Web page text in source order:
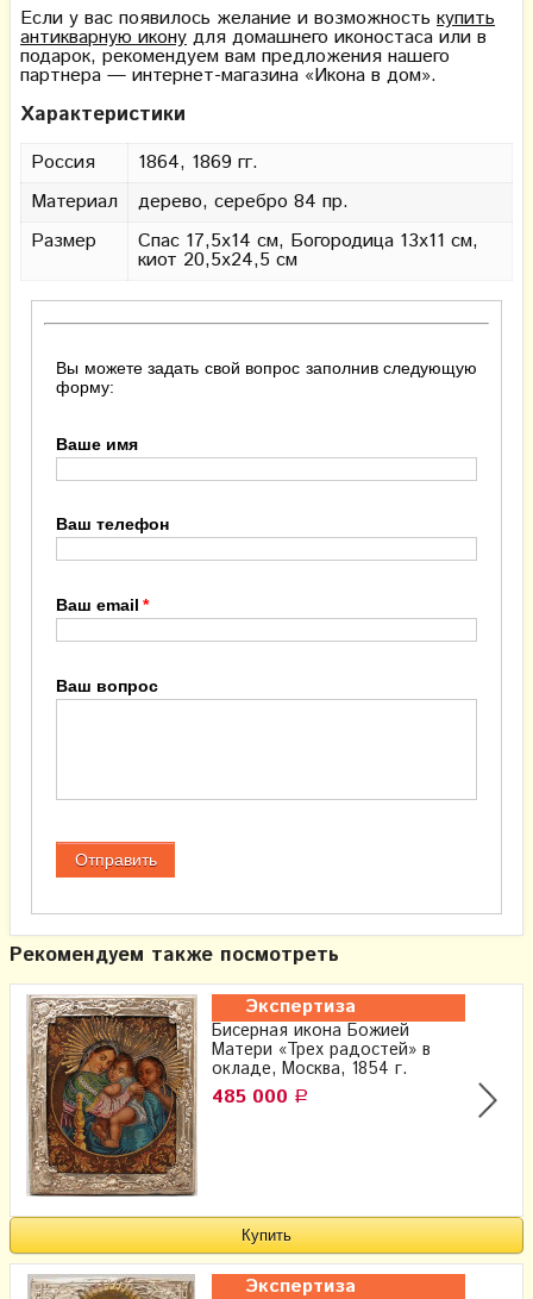
Если у вас появилось желание и возможность купить
антикварную икону для домашнего иконостаса или в
подарок, рекомендуем вам предложения нашего
партнера — интернет-магазина «Икона в дом».
Характеристики
Россия
1864, 1869 гг.
Материал
дерево, серебро 84 пр.
Размер
Спас 17,5х14 см, Богородица 13х11 см,
киот 20,5х24,5 см
Вы можете задать свой вопрос заполнив следующую
форму:
Ваше имя
Ваш телефон
Ваш email
Ваш вопрос
Рекомендуем также посмотреть
Экспертиза
Бисерная икона Божией
Матери «Трех радостей» в
окладе, Москва, 1854 г.
485 000 Р
Экспертиза